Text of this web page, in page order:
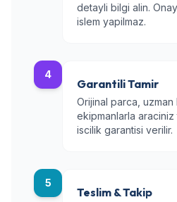
detayli bilgi alin.
islem yapilmaz.
4
Garantili Tamir
Orijinal parca,
ekipmanlarla
iscilik garantisi verilir.
5
Teslim & Takip